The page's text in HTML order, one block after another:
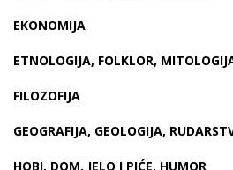
EKONOMIJA
ETNOLOGIJA, FOLKLOR,
FILOZOFIJA
GEOGRAFIJA, GEOLOGIJA,
HOBI, DOM, JELO I PIĆE, HUMOR